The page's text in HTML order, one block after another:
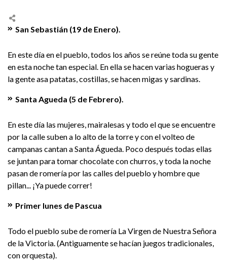
San Sebastián (19 de Enero).
En este día en el pueblo, todos los años se reúne toda su gente
en esta noche tan especial. En ella se hacen varias hogueras y
la gente asa patatas, costillas, se hacen migas y sardinas.
Santa Agueda (5 de Febrero).
En este día las mujeres, mairalesas y todo el que se encuentre
por la calle suben a lo alto de la torre y con el volteo de
campanas cantan a Santa Águeda. Poco después todas ellas
se juntan para tomar chocolate con churros, y toda la noche
pasan de romería por las calles del pueblo y hombre que
pillan... ¡Ya puede correr!
Primer lunes de Pascua
Todo el pueblo sube de romería La Virgen de Nuestra Señora
de la Victoria. (Antiguamente se hacían juegos tradicionales,
con orquesta).